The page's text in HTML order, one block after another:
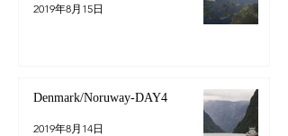
2019年8月15日
Denmark/Noruway-DAY4
2019年8月14日